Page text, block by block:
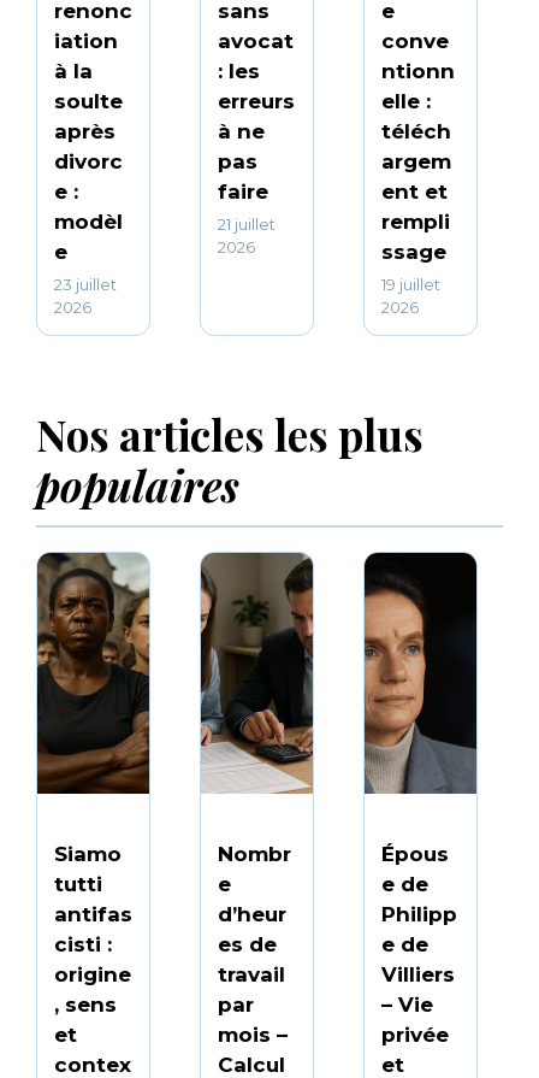
renonc
iation
à la
soulte
après
divorc
e :
modèl
e
23 juillet
2026
sans
avocat
: les
erreurs
à ne
pas
faire
21 juillet
2026
e
conve
ntionn
elle :
téléch
argem
ent et
rempli
ssage
19 juillet
2026
Nos articles les plus
populaires
Siamo
tutti
antifas
cisti :
origine
, sens
et
contex
Nombr
e
d’heur
es de
travail
par
mois –
Calcul
Épous
e de
Philipp
e de
Villiers
– Vie
privée
et